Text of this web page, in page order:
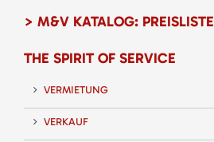
> M&V KATALOG: PREISLISTE
THE SPIRIT OF SERVICE
VERMIETUNG
VERKAUF